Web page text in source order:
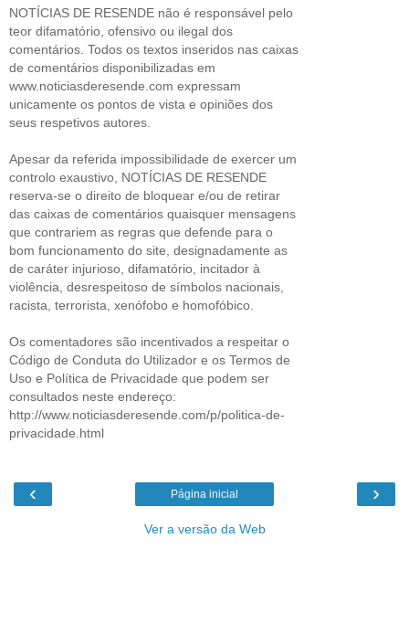
NOTÍCIAS DE RESENDE não é responsável pelo
teor difamatório, ofensivo ou ilegal dos
comentários. Todos os textos inseridos nas caixas
de comentários disponibilizadas em
www.noticiasderesende.com expressam
unicamente os pontos de vista e opiniões dos
seus respetivos autores.
Apesar da referida impossibilidade de exercer um
controlo exaustivo, NOTÍCIAS DE RESENDE
reserva-se o direito de bloquear e/ou de retirar
das caixas de comentários quaisquer mensagens
que contrariem as regras que defende para o
bom funcionamento do site, designadamente as
de caráter injurioso, difamatório, incitador à
violência, desrespeitoso de símbolos nacionais,
racista, terrorista, xenófobo e homofóbico.
Os comentadores são incentivados a respeitar o
Código de Conduta do Utilizador e os Termos de
Uso e Política de Privacidade que podem ser
consultados neste endereço:
http://www.noticiasderesende.com/p/politica-de-
privacidade.html
‹ ›
Página inicial
Ver a versão da Web